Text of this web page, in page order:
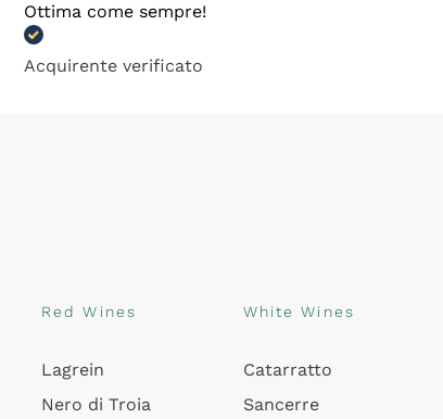
Ottima come sempre!
Acquirente verificato
Red Wines
Lagrein
Nero di Troia
White Wines
Catarratto
Sancerre